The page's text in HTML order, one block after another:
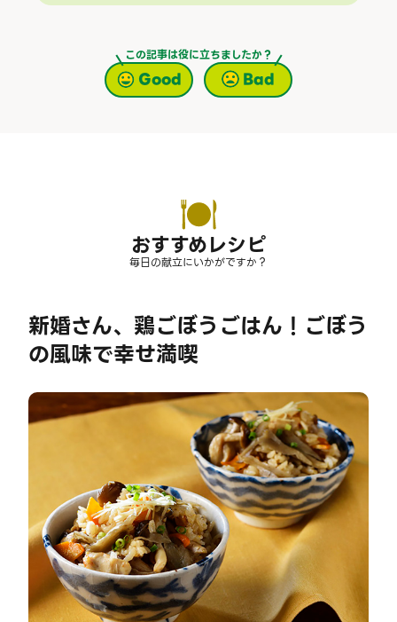
この記事は役に立ちましたか？
Good Bad
おすすめレシピ
毎日の献立にいかがですか？
新婚さん、鶏ごぼうごはん！ごぼう
の風味で幸せ満喫